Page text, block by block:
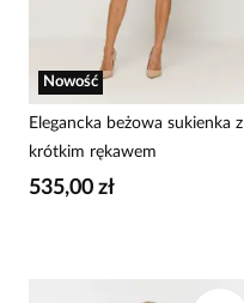
Nowość
Elegancka beżowa sukienka z
krótkim rękawem
535,00 zł